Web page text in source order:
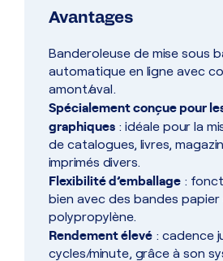
Avantages
Banderoleuse de mise sous
automatique en ligne avec
amont/aval.
Spécialement conçue pour
graphiques : idéale pour la
de catalogues, livres,
imprimés divers.
Flexibilité d’emballage :
bien avec des bandes papier
polypropylène.
Rendement élevé : cadence
cycles/minute, grâce à son